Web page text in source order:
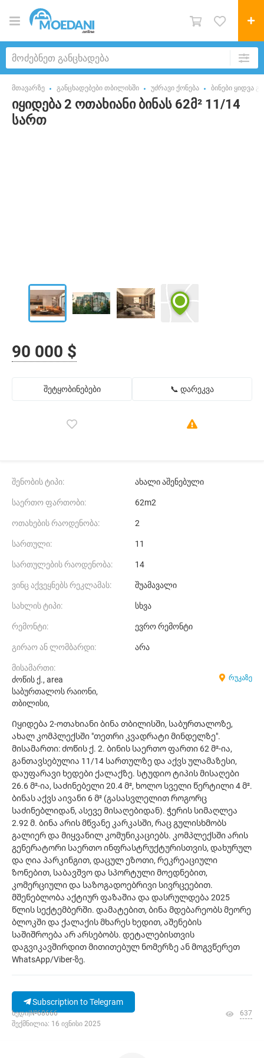
მთავარზე განცხადებები თბილისში უძრავი ქონება ბინები ყიდვა
იყიდება 2 ოთახიანი ბინას 62მ² 11/14
სართ
90 000 $
შეტყობინებები 📞 დარეკვა
შენობის ტიპი: ახალი აშენებული
საერთო ფართობი: 62m2
ოთახების რაოდენობა: 2
სართული: 11
სართულების რაოდენობა: 14
ვინც აქვეყნებს რეკლამას: შუამავალი
სახლის ტიპი: სხვა
რემონტი: ევრო რემონტი
გირაო ან ლომბარდი: არა
მისამართი:
ძოწის ქ., area
საბურთალოს რაიონი,
თბილისი,
რუკაზე
Იყიდება 2-ოთახიანი ბინა თბილისში, საბურთალოზე,
ახალ კომპლექსში "თეთრი კვადრატი მინდელზე".
მისამართი: ძოწის ქ. 2. ბინის საერთო ფართი 62 მ²-ია,
განთავსებულია 11/14 სართულზე და აქვს ულამაზესი,
დაუფარავი ხედები ქალაქზე. სტუდიო ტიპის მისაღები
26.6 მ²-ია, საძინებელი 20.4 მ², ხოლო სველი წერტილი 4 მ².
ბინას აქვს აივანი 6 მ² (გასასვლელით როგორც
საძინებლიდან, ასევე მისაღებიდან). ჭერის სიმაღლეა
2.92 მ. ბინა არის მწვანე კარკასში, რაც გულისხმობს
გალიერ და მიყვანილ კომუნიკაციებს. კომპლექსში არის
გენერატორი საერთო ინფრასტრუქტურისთვის, დახურულ
და ღია პარკინგით, დაცულ ეზოთი, რეკრეაციული
ზონებით, საბავშვო და სპორტული მოედნებით,
კომერციული და საზოგადოებრივი სივრცეებით.
მშენებლობა აქტიურ ფაზაშია და დასრულდება 2025
წლის სექტემბერში. დამატებით, ბინა მდებარეობს მეორე
ბლოკში და ქალაქის მხარეს ხედით, აშენების
საშიშროება არ არსებობს. დეტალებისთვის
დაგვიკავშირდით მითითებულ ნომერზე ან მოგვწერეთ
WhatsApp/Viber-ზე.
Subscription to Telegram
ხედი|№68666
შექმნილია: 16 ივნისი 2025
637